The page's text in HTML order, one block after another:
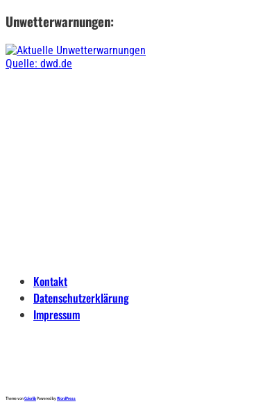
Unwetterwarnungen:
Quelle: dwd.de
Kontakt
Datenschutzerklärung
Impressum
Theme vonColorlibPowered byWordPress